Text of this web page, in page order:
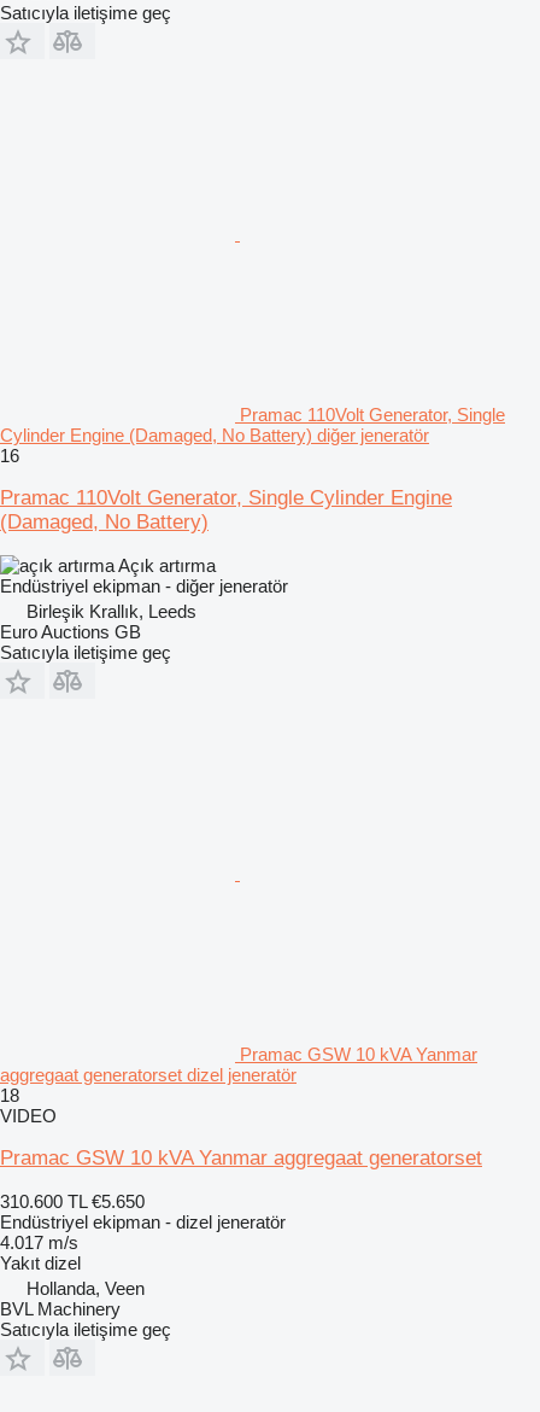
Satıcıyla iletişime geç
Pramac 110Volt Generator, Single
Cylinder Engine (Damaged, No Battery) diğer jeneratör
16
Pramac 110Volt Generator, Single Cylinder Engine
(Damaged, No Battery)
Açık artırma
Endüstriyel ekipman - diğer jeneratör
Birleşik Krallık, Leeds
Euro Auctions GB
Satıcıyla iletişime geç
Pramac GSW 10 kVA Yanmar
aggregaat generatorset dizel jeneratör
18
VIDEO
Pramac GSW 10 kVA Yanmar aggregaat generatorset
310.600 TL €5.650
Endüstriyel ekipman - dizel jeneratör
4.017 m/s
Yakıt dizel
Hollanda, Veen
BVL Machinery
Satıcıyla iletişime geç